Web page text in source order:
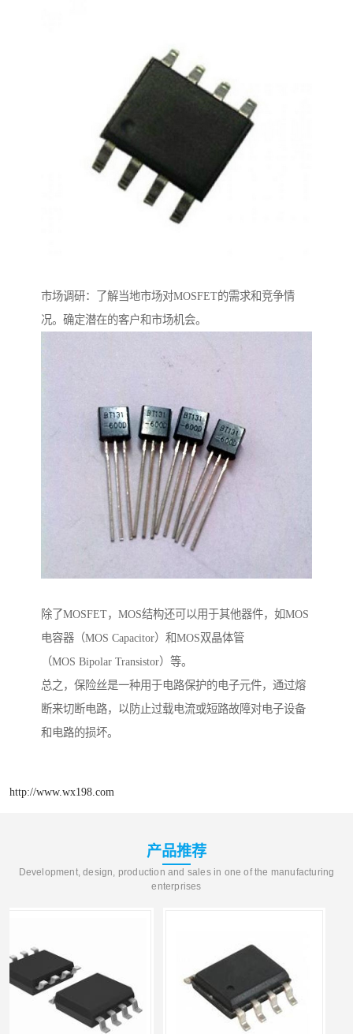
市场调研：了解当地市场对MOSFET的需求和竞争情
况。确定潜在的客户和市场机会。
除了MOSFET，MOS结构还可以用于其他器件，如MOS
电容器（MOS Capacitor）和MOS双晶体管
（MOS Bipolar Transistor）等。
总之，保险丝是一种用于电路保护的电子元件，通过熔
断来切断电路，以防止过载电流或短路故障对电子设备
和电路的损坏。
http://www.wx198.com
产品推荐
Development, design, production and sales in one of the manufacturing
enterprises